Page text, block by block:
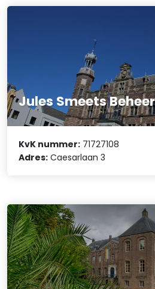
Jules Smeets
KvK nummer: 71727108
Adres: Caesarlaan 3